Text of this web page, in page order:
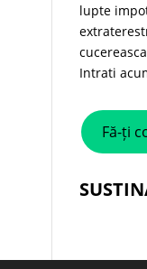
lupte
Intrati
Fă-ți